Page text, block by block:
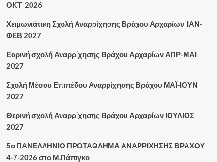
ΟΚΤ 2026
Χειμωνιάτικη Σχολή Αναρρίχησης Βράχου Αρχαρίων ΙΑΝ-
ΦΕΒ 2027
Εαρινή σχολή Αναρρίχησης Βράχου Αρχαρίων ΑΠΡ-ΜΑΙ
2027
Σχολή Μέσου Επιπέδου Αναρρίχησης Βράχου ΜΑΪ-ΙΟΥΝ
2027
Θερινή σχολή Αναρρίχησης Βράχου Αρχαρίων ΙΟΥΛΙΟΣ
2027
5ο ΠΑΝΕΛΛΗΝΙΟ ΠΡΩΤΑΘΛΗΜΑ ΑΝΑΡΡΙΧΗΣΗΣ ΒΡΑΧΟΥ
4-7-2026 στο Μ.Πάπιγκο